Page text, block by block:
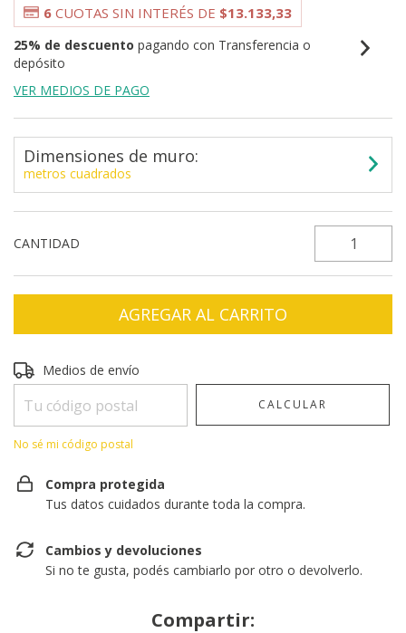
6 CUOTAS SIN INTERÉS DE $13.133,33
25% de descuento pagando con Transferencia o
depósito
VER MEDIOS DE PAGO
Dimensiones de muro:
metros cuadrados
CANTIDAD
Entregas para el CP:
Medios de envío
CALCULAR
No sé mi código postal
Compra protegida
Tus datos cuidados durante toda la compra.
Cambios y devoluciones
Si no te gusta, podés cambiarlo por otro o devolverlo.
Compartir: